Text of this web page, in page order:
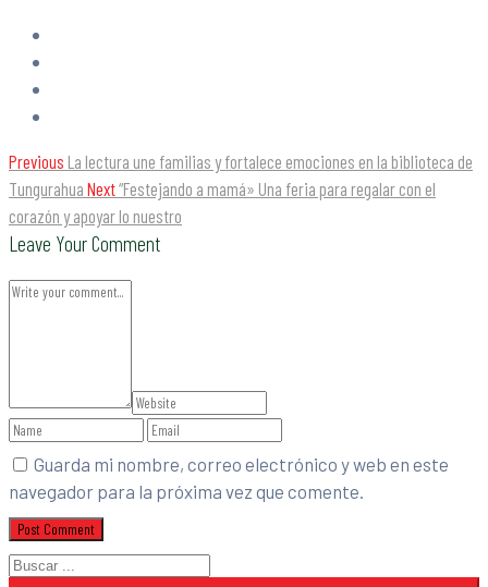
Previous La lectura une familias y fortalece emociones en la biblioteca de
Tungurahua Next“Festejando a mamá» Una feria para regalar con el
corazón y apoyar lo nuestro
Leave Your Comment
Guarda mi nombre, correo electrónico y web en este
navegador para la próxima vez que comente.